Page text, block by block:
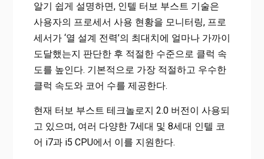
알기 쉽게 설명하면, 인텔 터보 부스트 기술은
사용자의 프로세서 사용 현황을 모니터링, 프로
세서가 ‘열 설계 전력’의 최대치에 얼마나 가까이
도달했는지 판단한 후 적절한 수준으로 클럭 속
도를 높인다. 기본적으로 가장 적절하고 우수한
클럭 속도와 코어 수를 제공한다.
현재 터보 부스트 테크놀로지 2.0 버전이 사용되
고 있으며, 여러 다양한 7세대 및 8세대 인텔 코
어 i7과 i5 CPU에서 이를 지원한다.